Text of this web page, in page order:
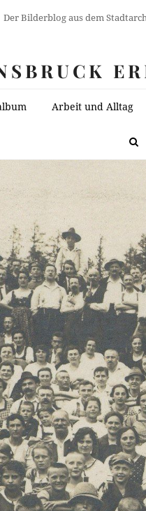
Der Bilderblog aus dem
Arbeit und Alltag